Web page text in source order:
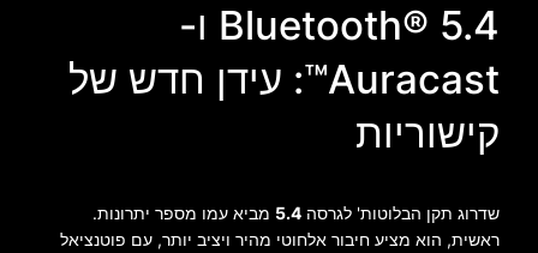
Bluetooth® 5.4 ו-
Auracast™: עידן חדש של
קישוריות
שדרוג תקן הבלוטות' לגרסה 5.4 מביא עמו מספר יתרונות.
ראשית, הוא מציע חיבור אלחוטי מהיר ויציב יותר, עם פוטנציאל